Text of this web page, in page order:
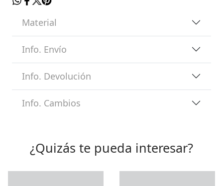
Material
Info. Envío
Info. Devolución
Info. Cambios
¿Quizás te pueda interesar?